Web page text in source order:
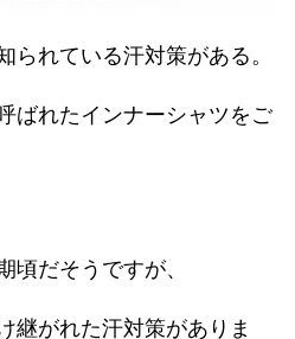
られている汗対策がある。
ばれたインナーシャツをご
頃だそうですが、
継がれた汗対策がありま